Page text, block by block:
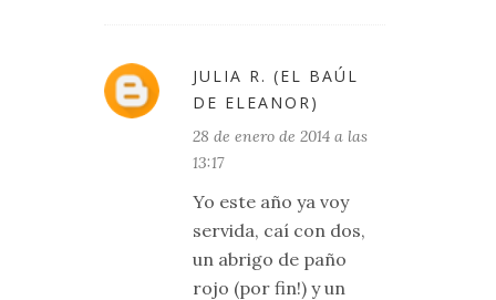
JULIA R. (EL BAÚL
DE ELEANOR)
28 de enero de 2014 a las
13:17
Yo este año ya voy
servida, caí con dos,
un abrigo de paño
rojo (por fin!) y un